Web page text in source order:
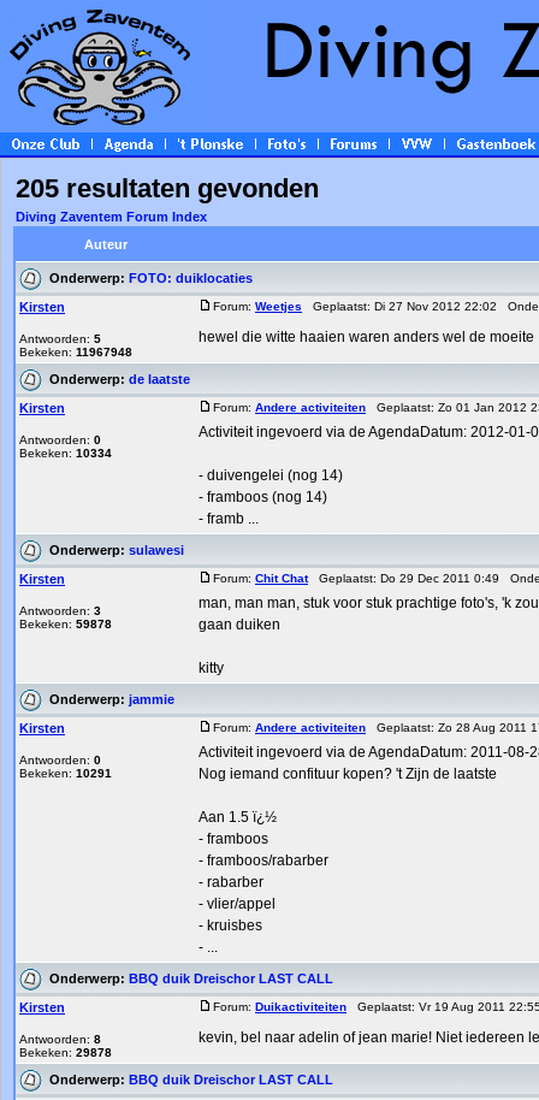
205 resultaten gevonden
Diving Zaventem Forum Index
Auteur
Onderwerp: FOTO: duiklocaties
Kirsten
Antwoorden: 5
Bekeken: 11967948
Forum: Weetjes Geplaatst: Di 27 Nov 2012 22:02
hewel die witte haaien waren anders wel de moeite
Onderwerp: de laatste
Kirsten
Antwoorden: 0
Bekeken: 10334
Forum: Andere activiteiten Geplaatst: Zo 01 Jan 2012
Activiteit ingevoerd via de AgendaDatum: 2012-
- duivengelei (nog 14)
- framboos (nog 14)
- framb ...
Onderwerp: sulawesi
Kirsten
Antwoorden: 3
Bekeken: 59878
Forum: Chit ChatGeplaatst: Do 29 Dec 2011 0:49
man, man man, stuk voor stuk prachtige foto's, 'k
gaan duiken
kitty
Onderwerp: jammie
Kirsten
Antwoorden: 0
Bekeken: 10291
Forum: Andere activiteiten Geplaatst: Zo 28 Aug 2011
Activiteit ingevoerd via de AgendaDatum: 2011-08-
Nog iemand confituur kopen? 't Zijn de laatste
Aan 1.5 ï¿½
- framboos
- framboos/rabarber
- rabarber
- vlier/appel
- kruisbes
- ...
Onderwerp: BBQ duik Dreischor LAST CALL
Kirsten
Antwoorden: 8
Bekeken: 29878
Forum: Duikactiviteiten Geplaatst: Vr 19 Aug 2011
kevin, bel naar adelin of jean marie! Niet iedereen
Onderwerp: BBQ duik Dreischor LAST CALL